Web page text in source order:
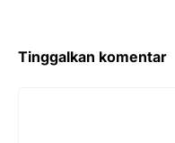
Tinggalkan komentar